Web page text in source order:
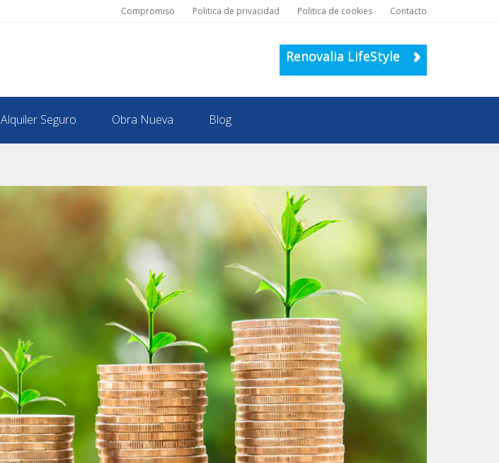
Compromiso Politica de privacidad Politica de cookies Contacto
Renovalia LifeStyle
Alquiler Seguro Obra Nueva Blog